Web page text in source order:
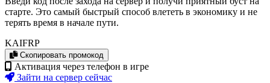
старте. Это самый быстрый способ влететь в экономику и не
терять время в начале пути.
KAIFRP
Скопировать промокод
Активация через телефон в игре
Зайти на сервер сейчас